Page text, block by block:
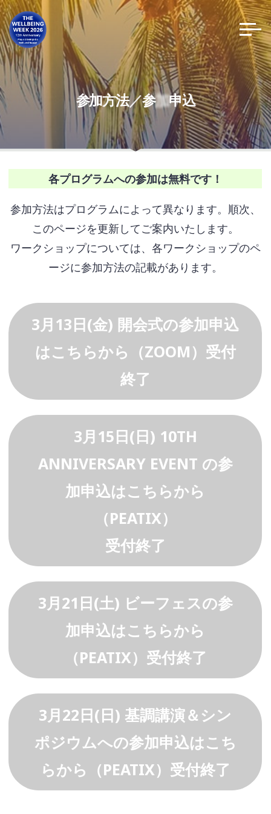
コ
ン
テ
ン
ツ
ス
キ
ッ
参加方法／参加
加申込
各プログラムへの参加は無料です！
参加方法はプログラムによって異なります。順次、
このページを更新してご案内いたします。
ワークショップについては、各ワークショップのペ
ージに参加方法の記載があります。
3月13日(金) 開会式の参加申込
はこちらから（ZOOM）受付
終了
3月15日(日) 10TH
ANNIVERSARY EVENT の参
加申込はこちらから
（PEATIX）
受付終了
3月21日(土) ビーフェスの参
加申込はこちらから
（PEATIX）受付終了
3月22日(日) 基調講演＆シン
ポジウムへの参加申込はこち
らから（PEATIX）受付終了